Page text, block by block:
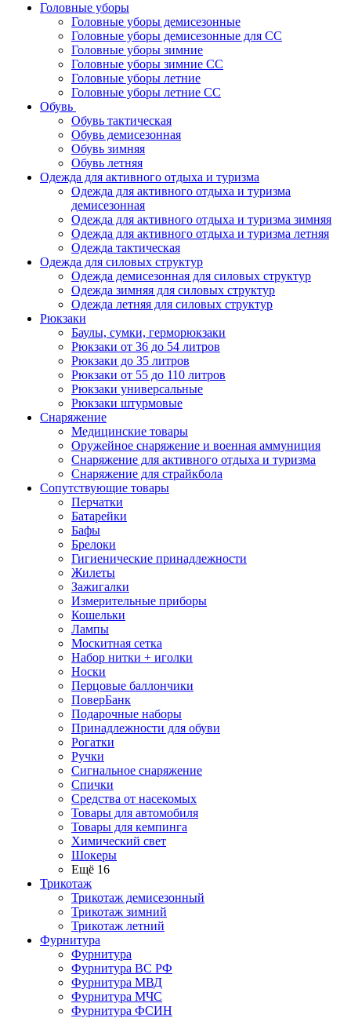
Головные уборы
Головные уборы демисезонные
Головные уборы демисезонные для СС
Головные уборы зимние
Головные уборы зимние СС
Головные уборы летние
Головные уборы летние СС
Обувь
Обувь тактическая
Обувь демисезонная
Обувь зимняя
Обувь летняя
Одежда для активного отдыха и туризма
Одежда для активного отдыха и туризма
демисезонная
Одежда для активного отдыха и туризма зимняя
Одежда для активного отдыха и туризма летняя
Одежда тактическая
Одежда для силовых структур
Одежда демисезонная для силовых структур
Одежда зимняя для силовых структур
Одежда летняя для силовых структур
Рюкзаки
Баулы, сумки, герморюкзаки
Рюкзаки от 36 до 54 литров
Рюкзаки до 35 литров
Рюкзаки от 55 до 110 литров
Рюкзаки универсальные
Рюкзаки штурмовые
Снаряжение
Медицинские товары
Оружейное снаряжение и военная аммуниция
Снаряжение для активного отдыха и туризма
Снаряжение для страйкбола
Сопутствующие товары
Перчатки
Батарейки
Бафы
Брелоки
Гигиенические принадлежности
Жилеты
Зажигалки
Измерительные приборы
Кошельки
Лампы
Москитная сетка
Набор нитки + иголки
Носки
Перцовые баллончики
ПоверБанк
Подарочные наборы
Принадлежности для обуви
Рогатки
Ручки
Сигнальное снаряжение
Спички
Средства от насекомых
Товары для автомобиля
Товары для кемпинга
Химический свет
Шокеры
Ещё 16
Трикотаж
Трикотаж демисезонный
Трикотаж зимний
Трикотаж летний
Фурнитура
Фурнитура
Фурнитура ВС РФ
Фурнитура МВД
Фурнитура МЧС
Фурнитура ФСИН